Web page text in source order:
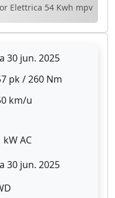
Elettrica 54 Kwh mpv
30 jun. 2025
pk / 260 Nm
km/u
kW AC
30 jun. 2025